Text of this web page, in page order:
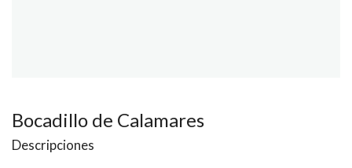
Bocadillo de Calamares
Descripciones